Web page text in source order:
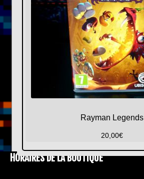
Rayman Legends
20,00€
HORAIRES DE LA BOUTIQUE